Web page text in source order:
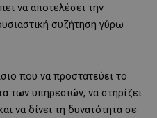
να αποτελέσει την
συζήτηση γύρω
που να προστατεύει το
των υπηρεσιών, να στηρίζει
να δίνει τη δυνατότητα σε